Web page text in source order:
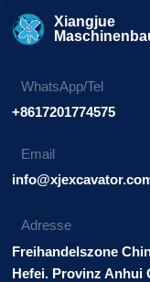
Xiangjue
WhatsApp/Tel
+8617201774575
Email
Adresse
Freihandelszone
Hefei. Provinz Anhui